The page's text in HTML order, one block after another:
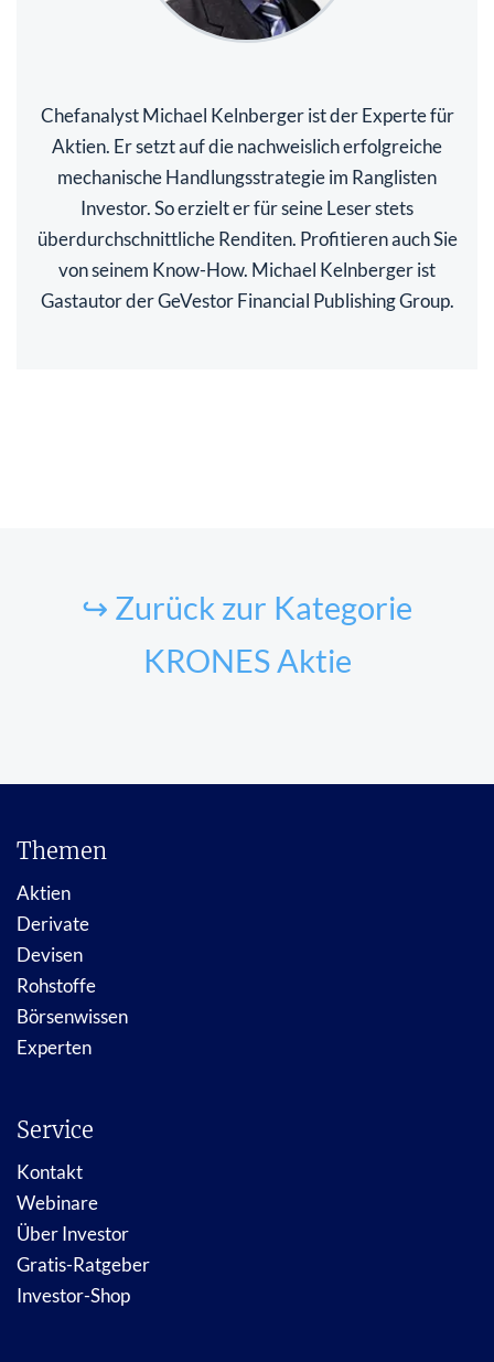
Chefanalyst Michael Kelnberger ist der Experte für
Aktien. Er setzt auf die nachweislich erfolgreiche
mechanische Handlungsstrategie im Ranglisten
Investor. So erzielt er für seine Leser stets
überdurchschnittliche Renditen. Profitieren auch Sie
von seinem Know-How. Michael Kelnberger ist
Gastautor der GeVestor Financial Publishing Group.
↪ Zurück zur Kategorie
KRONES Aktie
Themen
Aktien
Derivate
Devisen
Rohstoffe
Börsenwissen
Experten
Service
Kontakt
Webinare
Über Investor
Gratis-Ratgeber
Investor-Shop